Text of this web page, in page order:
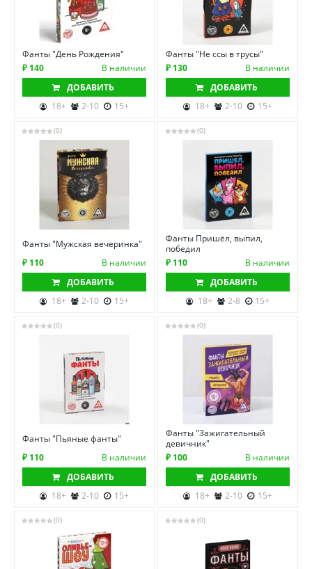
Фанты "День Рождения"
₽ 140
В наличии
ДОБАВИТЬ
18+
2-10 15+
Фанты "Не ссы в трусы"
₽ 130
В наличии
ДОБАВИТЬ
18+
2-10 15+
(0)
Фанты "Мужская вечеринка"
₽ 110
В наличии
ДОБАВИТЬ
18+
2-10 15+
(0)
Фанты Пришёл, выпил,
победил
₽ 110
В наличии
ДОБАВИТЬ
18+
2-8 15+
(0)
Фанты "Пьяные фанты"
₽ 110
В наличии
ДОБАВИТЬ
18+
2-10 15+
(0)
Фанты "Зажигательный
девичник"
₽ 100
В наличии
ДОБАВИТЬ
18+
2-10 15+
(0) (0)